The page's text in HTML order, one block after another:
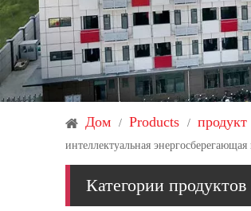
Дом / Products / продукт
интеллектуальная
Категории продуктов